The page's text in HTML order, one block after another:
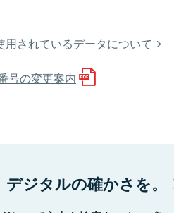
用されているデータについて
号の変更案内
ジタルの確かさを。